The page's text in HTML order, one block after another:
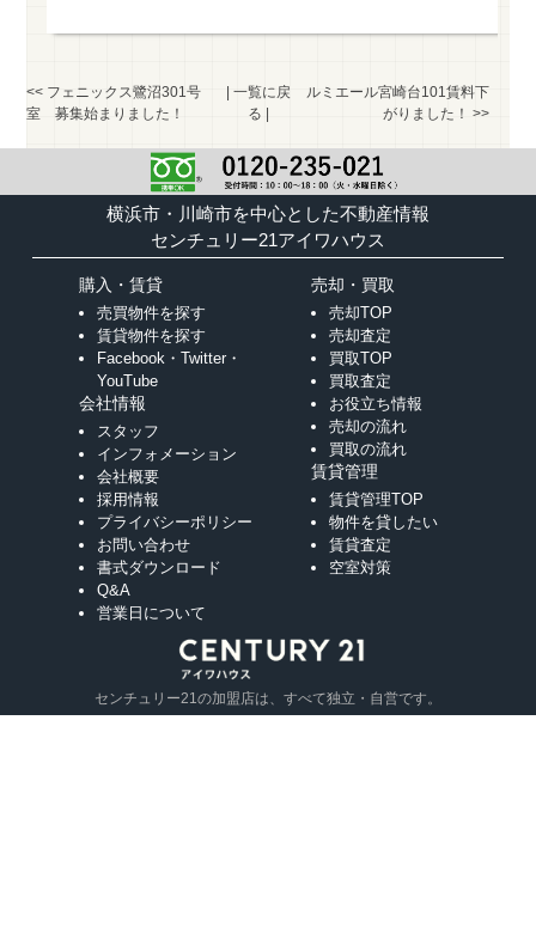
<< フェニックス鷺沼301号
室 募集始まりました！
一覧に戻
る
ルミエール宮崎台101賃料下
がりました！>>
横浜市・川崎市を中心とした不動産情報
センチュリー21アイワハウス
購入・賃貸
売買物件を探す
賃貸物件を探す
Facebook・Twitter・
YouTube
会社情報
スタッフ
インフォメーション
会社概要
採用情報
プライバシーポリシー
お問い合わせ
書式ダウンロード
Q&A
営業日について
売却・買取
売却TOP
売却査定
買取TOP
買取査定
お役立ち情報
売却の流れ
買取の流れ
賃貸管理
賃貸管理TOP
物件を貸したい
賃貸査定
空室対策
センチュリー21の加盟店は、すべて独立・自営です。